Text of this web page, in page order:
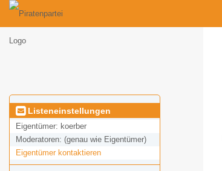
Listeneinstellungen
Eigentümer: koerber
Moderatoren: (genau wie Eigentümer)
Eigentümer kontaktieren